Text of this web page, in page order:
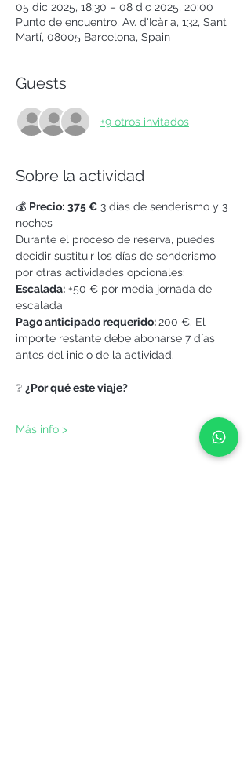
05 dic 2025, 18:30 – 08 dic 2025, 20:00
Punto de encuentro, Av. d'Icària, 132, Sant
Martí, 08005 Barcelona, Spain
Guests
+9 otros invitados
Sobre la actividad
💰 Precio: 375 € 3 días de senderismo y 3
noches
Durante el proceso de reserva, puedes
decidir sustituir los días de senderismo
por otras actividades opcionales:
Escalada: +50 € por media jornada de
escalada
Pago anticipado requerido: 200 €. El
importe restante debe abonarse 7 días
antes del inicio de la actividad.
❔ ¿Por qué este viaje?
Más info >